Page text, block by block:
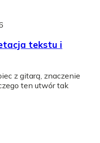
tekstu i
z gitarą, znaczenie
ten utwór tak